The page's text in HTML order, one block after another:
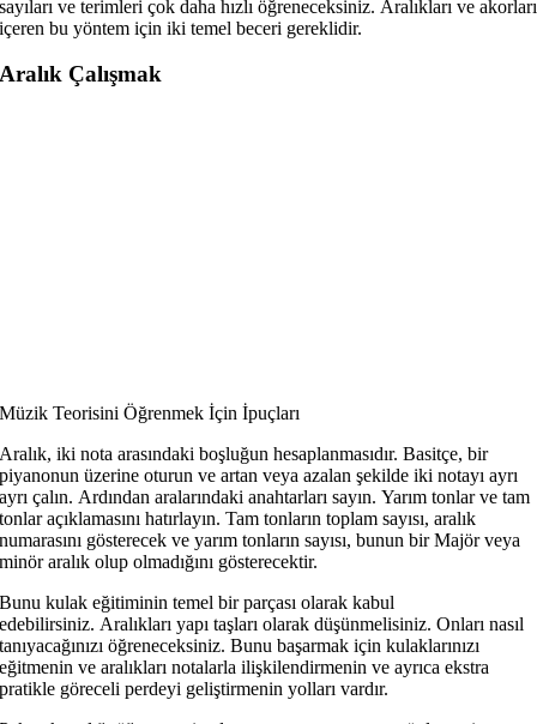
sayıları ve terimleri çok daha hızlı öğreneceksiniz. Aralıkları ve akorları
içeren bu yöntem için iki temel beceri gereklidir.
Aralık Çalışmak
Müzik Teorisini Öğrenmek İçin İpuçları
Aralık, iki nota arasındaki boşluğun hesaplanmasıdır. Basitçe, bir
piyanonun üzerine oturun ve artan veya azalan şekilde iki notayı ayrı
ayrı çalın. Ardından aralarındaki anahtarları sayın. Yarım tonlar ve tam
tonlar açıklamasını hatırlayın. Tam tonların toplam sayısı, aralık
numarasını gösterecek ve yarım tonların sayısı, bunun bir Majör veya
minör aralık olup olmadığını gösterecektir.
Bunu kulak eğitiminin temel bir parçası olarak kabul
edebilirsiniz. Aralıkları yapı taşları olarak düşünmelisiniz. Onları nasıl
tanıyacağınızı öğreneceksiniz. Bunu başarmak için kulaklarınızı
eğitmenin ve aralıkları notalarla ilişkilendirmenin ve ayrıca ekstra
pratikle göreceli perdeyi geliştirmenin yolları vardır.